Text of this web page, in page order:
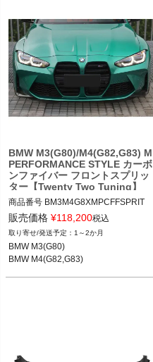
BMW M3(G80)/M4(G82,G83) M
PERFORMANCE STYLE カーボ
ンファイバー フロントスプリッ
ター【Twenty Two Tuning】
商品番号 BM3M4G8XMPCFFSPRIT
BM3M4G8xMPCFFSPRIT
PERFORMANCE STYLE CARBON FI
BRE FRONT SPLITTERS"
販売価格 ¥118,200税込
1～2か月
BMW M3(G80)
BMW M4(G82,G83)